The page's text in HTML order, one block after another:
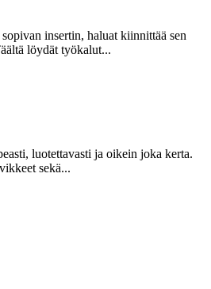
insertin, haluat kiinnittää sen
löydät työkalut...
luotettavasti ja oikein joka kerta.
sekä...